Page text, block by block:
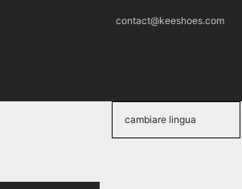
contact@keeshoes.com
cambiare lingua